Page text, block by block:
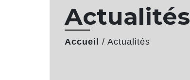
Actualités
Accueil / Actualités